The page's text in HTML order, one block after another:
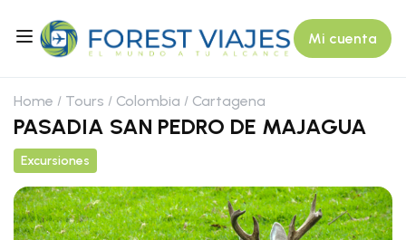
Mi cuenta
Home Tours Colombia Cartagena
PASADIA SAN PEDRO DE MAJAGUA
Excursiones